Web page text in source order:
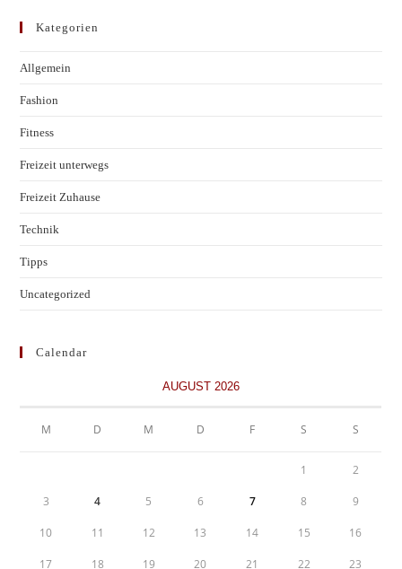
Kategorien
Allgemein
Fashion
Fitness
Freizeit unterwegs
Freizeit Zuhause
Technik
Tipps
Uncategorized
Calendar
AUGUST 2026
M D M D F S S
1 2
3 4 5 6 7 8 9
10 11 12 13 14 15 16
17 18 19 20 21 22 23